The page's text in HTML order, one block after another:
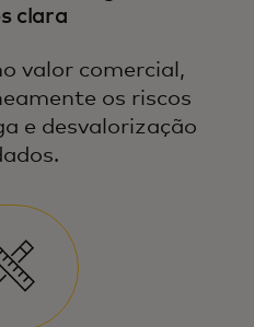
clara
valor comercial,
os riscos
e desvalorização